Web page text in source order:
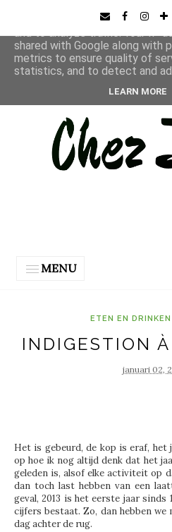
MENU
ETEN EN DRINKEN
INDIGESTION
januari 02,
Het is gebeurd, de kop is eraf,
op hoe ik nog altijd denk dat het
geleden is, alsof elke activiteit op
dan toch last hebben van een
geval, 2013 is het eerste jaar
cijfers bestaat. Zo, dan hebben we
dag achter de rug.
This site uses cookies from
and to analyze traffic. Your IP
shared with Google along with
metrics to ensure quality of
statistics, and to detect and
LEARN MORE